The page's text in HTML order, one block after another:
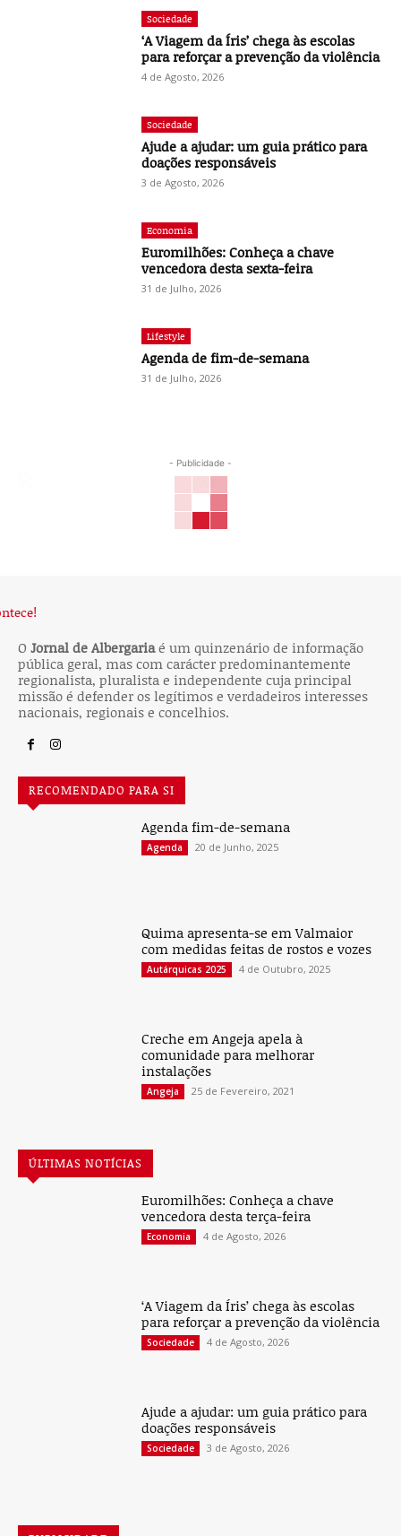
Sociedade
‘A Viagem da Íris’ chega às escolas
para reforçar a prevenção da violência
4 de Agosto, 2026
Sociedade
Ajude a ajudar: um guia prático para
doações responsáveis
3 de Agosto, 2026
Economia
Euromilhões: Conheça a chave
vencedora desta sexta-feira
31 de Julho, 2026
Lifestyle
Agenda de fim-de-semana
31 de Julho, 2026
- Publicidade -
O Jornal de Albergariaé um quinzenário de informação
pública geral, mas com carácter predominantemente
regionalista, pluralista e independente cuja principal
missão é defender os legítimos e verdadeiros interesses
nacionais, regionais e concelhios.
RECOMENDADO PARA SI
Agenda fim-de-semana
Agenda 20 de Junho, 2025
Quima apresenta-se em Valmaior
com medidas feitas de rostos e vozes
Autárquicas 2025 4 de Outubro, 2025
Creche em Angeja apela à
comunidade para melhorar
instalações
Angeja 25 de Fevereiro, 2021
ÚLTIMAS NOTÍCIAS
Euromilhões: Conheça a chave
vencedora desta terça-feira
Economia 4 de Agosto, 2026
‘A Viagem da Íris’ chega às escolas
para reforçar a prevenção da violência
Sociedade 4 de Agosto, 2026
Ajude a ajudar: um guia prático para
doações responsáveis
Sociedade 3 de Agosto, 2026